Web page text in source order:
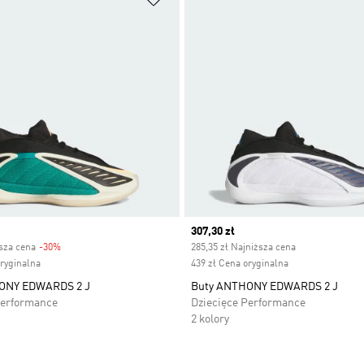
cena -30%Discount
EDWARDS 2 J
Current price
307,30 zł
285,35 zł Najniższa cena
439 zł Cena oryginalna
Buty ANTHONY EDWARDS 2 J
Dziecięce Performance
2 kolory